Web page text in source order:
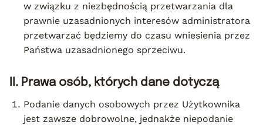
w związku z niezbędnością przetwarzania dla
prawnie uzasadnionych interesów administratora
przetwarzać będziemy do czasu wniesienia przez
Państwa uzasadnionego sprzeciwu.
II. Prawa osób, których dane dotyczą
Podanie danych osobowych przez Użytkownika
jest zawsze dobrowolne, jednakże niepodanie